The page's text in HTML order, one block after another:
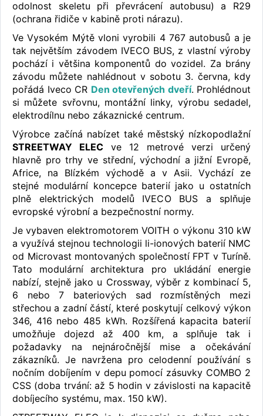
odolnost skeletu při převrácení autobusu) a R29
(ochrana řidiče v kabině proti nárazu).
Ve Vysokém Mýtě vloni vyrobili 4 767 autobusů a je
tak největším závodem IVECO BUS, z vlastní výroby
pochází i většina komponentů do vozidel. Za brány
závodu můžete nahlédnout v sobotu 3. června, kdy
pořádá Iveco CR Den otevřených dveří. Prohlédnout
si můžete svřovnu, montážní linky, výrobu sedadel,
elektrodílnu nebo zákaznické centrum.
Výrobce začíná nabízet také městský nízkopodlažní
STREETWAY ELEC ve 12 metrové verzi určený
hlavně pro trhy ve střední, východní a jižní Evropě,
Africe, na Blízkém východě a v Asii. Vychází ze
stejné modulární koncepce baterií jako u ostatních
plně elektrických modelů IVECO BUS a splňuje
evropské výrobní a bezpečnostní normy.
Je vybaven elektromotorem VOITH o výkonu 310 kW
a využívá stejnou technologii li-ionových baterií NMC
od Microvast montovaných společností FPT v Turíně.
Tato modulární architektura pro ukládání energie
nabízí, stejně jako u Crossway, výběr z kombinací 5,
6 nebo 7 bateriových sad rozmístěných mezi
střechou a zadní částí, které poskytují celkový výkon
346, 416 nebo 485 kWh. Rozšířená kapacita baterií
umožňuje dojezd až 400 km, a splňuje tak i
požadavky na nejnáročnější mise a očekávání
zákazníků. Je navržena pro celodenní používání s
nočním dobíjením v depu pomocí zásuvky COMBO 2
CSS (doba trvání: až 5 hodin v závislosti na kapacitě
dobíjecího systému, max. 150 kW).